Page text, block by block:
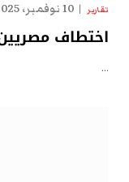
تقارير 10 نوفمبر، 2025
اختطاف
…